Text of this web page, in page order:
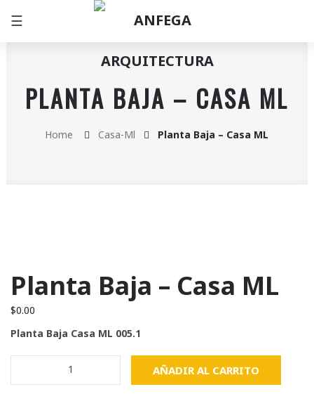
☰
PLANTA BAJA – CASA ML
Home Casa-Ml Planta Baja – Casa ML
Planta Baja – Casa ML
$0.00
Planta Baja Casa ML 005.1
AÑADIR AL CARRITO